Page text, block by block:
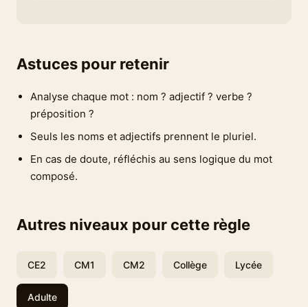
Astuces pour retenir
Analyse chaque mot : nom ? adjectif ? verbe ?
préposition ?
Seuls les noms et adjectifs prennent le pluriel.
En cas de doute, réfléchis au sens logique du mot
composé.
Autres niveaux pour cette règle
CE2 CM1 CM2 Collège Lycée
Adulte